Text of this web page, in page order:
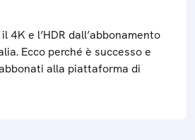
4K e l’HDR dall’abbonamento
Ecco perché è successo e
alla piattaforma di